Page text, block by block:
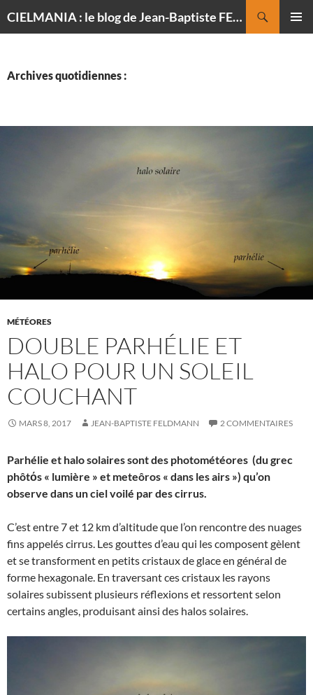
CIELMANIA : le blog de Jean-Baptiste FELDMANN, photographe du ciel
Archives quotidiennes :
MÉTÉORES
DOUBLE PARHÉLIE ET
HALO POUR UN SOLEIL
COUCHANT
MARS 8, 2017 JEAN-BAPTISTE FELDMANN 2 COMMENTAIRES
Parhélie et halo solaires sont des photométéores (du grec
phôtόs « lumière » et meteôros « dans les airs ») qu’on
observe dans un ciel voilé par des cirrus.
C’est entre 7 et 12 km d’altitude que l’on rencontre des nuages
fins appelés cirrus. Les gouttes d’eau qui les composent gèlent
et se transforment en petits cristaux de glace en général de
forme hexagonale. En traversant ces cristaux les rayons
solaires subissent plusieurs réflexions et ressortent selon
certains angles, produisant ainsi des halos solaires.